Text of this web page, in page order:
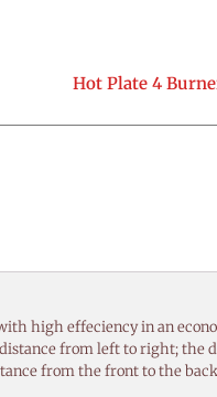
Hot Plate 4
from left to right; the
from the front to the